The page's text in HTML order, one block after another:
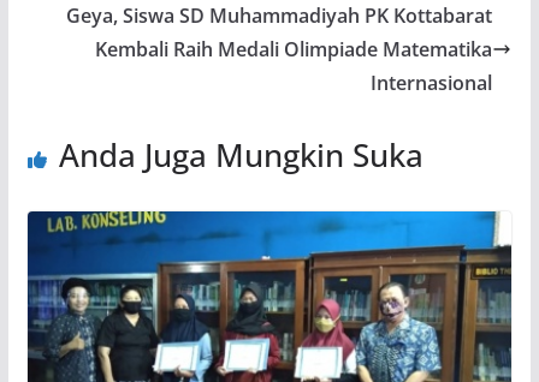
Geya, Siswa SD Muhammadiyah PK Kottabarat
Kembali Raih Medali Olimpiade Matematika
Internasional
Anda Juga Mungkin Suka